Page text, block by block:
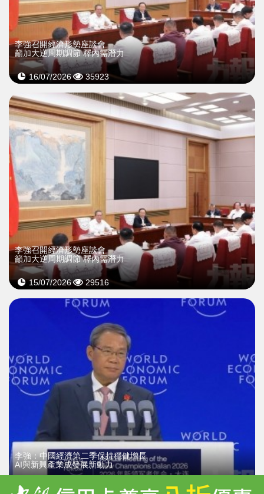
李強召開經濟形勢座談會
籲加大逆周期調節 釋內需潛力
16/07/2026 35923
李強召開經濟形勢座談會
籲加大逆周期調節 釋內需潛力
15/07/2026 29516
李強：中國經濟第二季保持穩健增長
AI與新興產業成發展新動力
24/06/2026 24896